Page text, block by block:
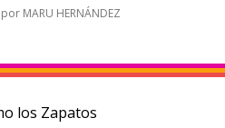
por MARU HERNÁNDEZ